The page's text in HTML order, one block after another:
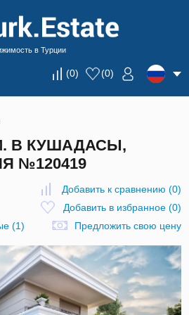
в Турции
(0) (0)
В КУШАДАСЫ,
№120419
Добавить к сравнению (0)
Добавить в избранное(0)
(1)
Предложить свою цену